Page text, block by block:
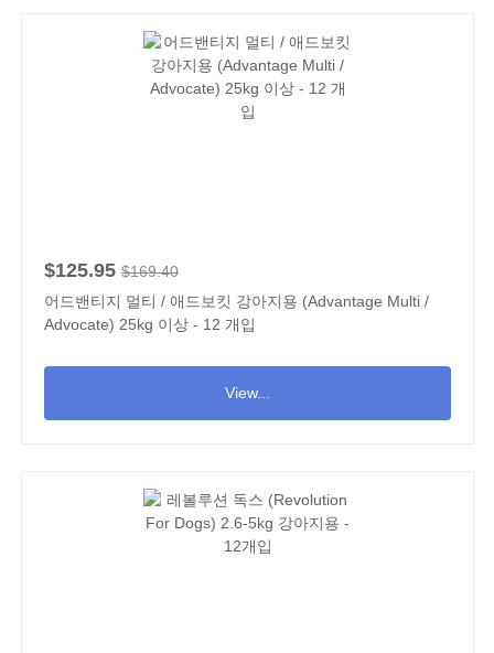
$125.95 $169.40
어드밴티지 멀티 / 애드보킷 강아지용 (Advantage Multi /
Advocate) 25kg 이상 - 12 개입
View...